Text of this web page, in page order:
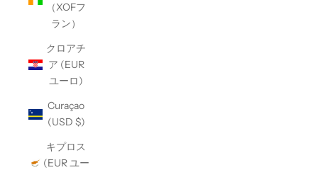
（XOFフ
ラン）
クロアチ
ア (EUR
ユーロ)
Curaçao
(USD $)
キプロス
(EUR ユー